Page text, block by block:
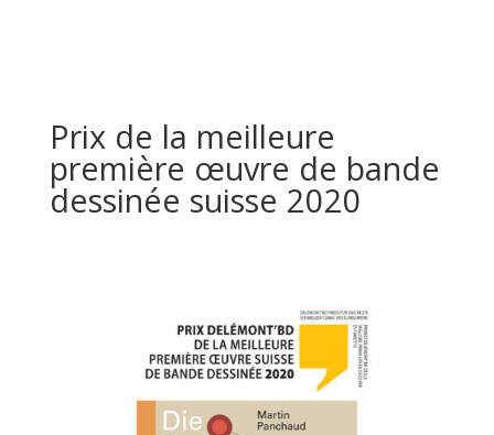
Prix de la meilleure
première œuvre de bande
dessinée suisse 2020